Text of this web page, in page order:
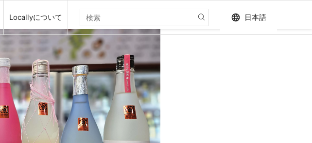
Locallyについて language 日本語